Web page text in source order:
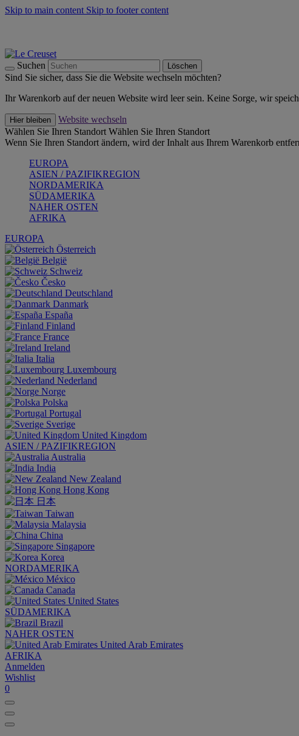
Skip to main content Skip to footer content
Suchen Löschen
Sind Sie sicher, dass Sie die Website wechseln möchten?
Ihr Warenkorb auf der neuen Website wird leer sein. Keine Sorge, wir
Hier bleiben
Website wechseln
Wählen Sie Ihren Standort Wählen Sie Ihren Standort
Wenn Sie Ihren Standort ändern, wird der Inhalt aus Ihrem Warenkorb
EUROPA
ASIEN / PAZIFIKREGION
NORDAMERIKA
SÜDAMERIKA
NAHER OSTEN
AFRIKA
EUROPA
Österreich
België
Schweiz
Česko
Deutschland
Danmark
España
Finland
France
Ireland
Italia
Luxembourg
Nederland
Norge
Polska
Portugal
Sverige
United Kingdom
ASIEN / PAZIFIKREGION
Australia
India
New Zealand
Hong Kong
日本
Taiwan
Malaysia
China
Singapore
Korea
NORDAMERIKA
México
Canada
United States
SÜDAMERIKA
Brazil
NAHER OSTEN
United Arab Emirates
AFRIKA
Anmelden
Wishlist
0